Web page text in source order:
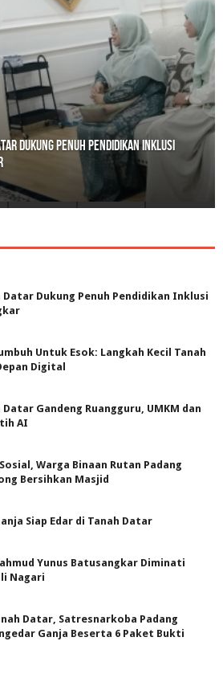
Untuk Esok: Langkah Kecil Tanah
Digital
Dukung Penuh Pendidikan Inklusi
Untuk Esok: Langkah Kecil Tanah
Digital
Gandeng Ruangguru, UMKM dan
AI
Warga Binaan Rutan Padang
Bersihkan Masjid
Siap Edar di Tanah Datar
Yunus Batusangkar Diminati
Nagari
Datar, Satresnarkoba Padang
Ganja Beserta 6 Paket Bukti